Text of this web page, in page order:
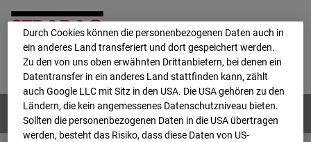
Home E-Mail Impressum
Login
Deutsch / English
Webcams: Alle Länder
Durch Cookies können die personenbezogenen Daten auch in
ein anderes Land transferiert und dort gespeichert werden.
Zu den von uns oben erwähnten Drittanbietern, bei denen ein
Datentransfer in ein anderes Land stattfinden kann, zählt
auch Google LLC mit Sitz in den USA. Die USA gehören zu den
Ländern, die kein angemessenes Datenschutzniveau bieten.
Sollten die personenbezogenen Daten in die USA übertragen
werden, besteht das Risiko, dass diese Daten von US-